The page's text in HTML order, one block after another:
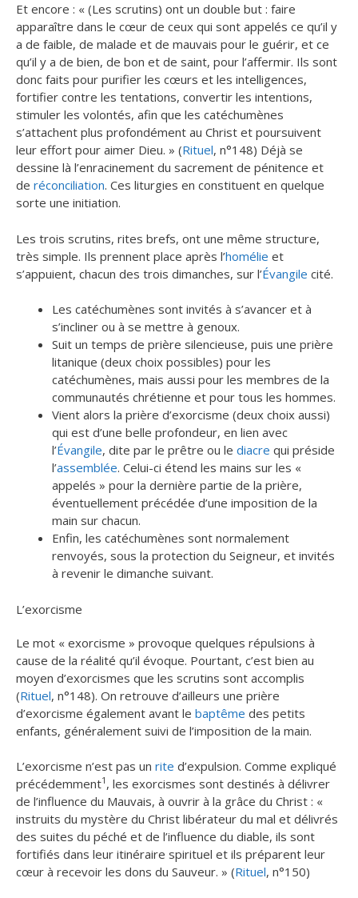
Et encore : « (Les scrutins) ont un double but : faire
apparaître dans le cœur de ceux qui sont appelés ce qu’il y
a de faible, de malade et de mauvais pour le guérir, et ce
qu’il y a de bien, de bon et de saint, pour l’affermir. Ils sont
donc faits pour purifier les cœurs et les intelligences,
fortifier contre les tentations, convertir les intentions,
stimuler les volontés, afin que les catéchumènes
s’attachent plus profondément au Christ et poursuivent
leur effort pour aimer Dieu. » (Rituel, n°148) Déjà se
dessine là l’enracinement du sacrement de pénitence et
de réconciliation. Ces liturgies en constituent en quelque
sorte une initiation.
Les trois scrutins, rites brefs, ont une même structure,
très simple. Ils prennent place après l’homélie et
s’appuient, chacun des trois dimanches, sur l’Évangile cité.
Les catéchumènes sont invités à s’avancer et à
s’incliner ou à se mettre à genoux.
Suit un temps de prière silencieuse, puis une prière
litanique (deux choix possibles) pour les
catéchumènes, mais aussi pour les membres de la
communautés chrétienne et pour tous les hommes.
Vient alors la prière d’exorcisme (deux choix aussi)
qui est d’une belle profondeur, en lien avec
l’Évangile, dite par le prêtre ou le diacre qui préside
l’assemblée. Celui-ci étend les mains sur les «
appelés » pour la dernière partie de la prière,
éventuellement précédée d’une imposition de la
main sur chacun.
Enfin, les catéchumènes sont normalement
renvoyés, sous la protection du Seigneur, et invités
à revenir le dimanche suivant.
L’exorcisme
Le mot « exorcisme » provoque quelques répulsions à
cause de la réalité qu’il évoque. Pourtant, c’est bien au
moyen d’exorcismes que les scrutins sont accomplis
(Rituel, n°148). On retrouve d’ailleurs une prière
d’exorcisme également avant le baptême des petits
enfants, généralement suivi de l’imposition de la main.
L’exorcisme n’est pas un rite d’expulsion. Comme expliqué
précédemment1 , les exorcismes sont destinés à délivrer
de l’influence du Mauvais, à ouvrir à la grâce du Christ : «
instruits du mystère du Christ libérateur du mal et délivrés
des suites du péché et de l’influence du diable, ils sont
fortifiés dans leur itinéraire spirituel et ils préparent leur
cœur à recevoir les dons du Sauveur. » (Rituel, n°150)